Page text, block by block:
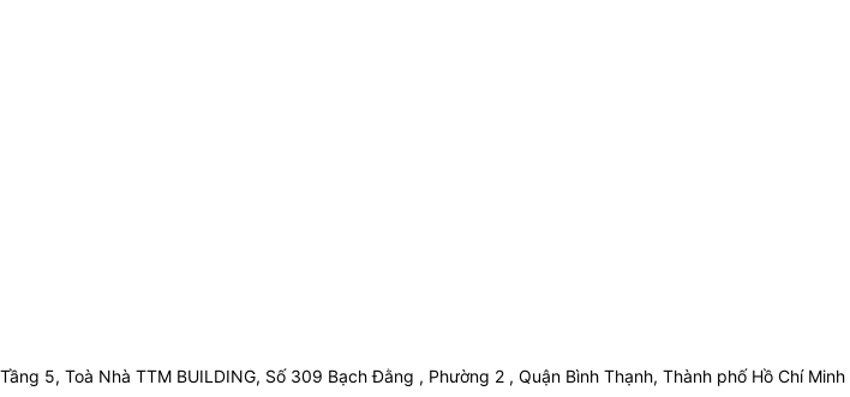
Tầng 5, Toà Nhà TTM BUILDING, Số 309 Bạch Đằng , Phường 2 , Quận Bình Thạnh, Thành phố Hồ Chí Minh